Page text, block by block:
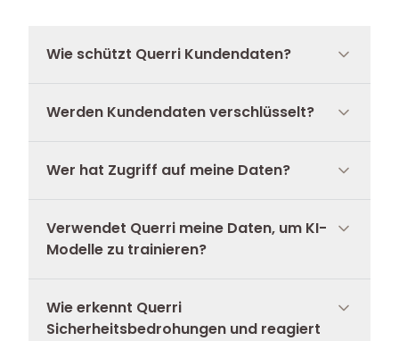
Wie schützt Querri Kundendaten?
Werden Kundendaten verschlüsselt?
Wer hat Zugriff auf meine Daten?
Verwendet Querri meine Daten, um KI-
Modelle zu trainieren?
Wie erkennt Querri
Sicherheitsbedrohungen und reagiert